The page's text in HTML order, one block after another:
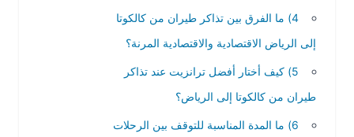
4) ما الفرق بين تذاكر طيران من كالكوتا
إلى الرياض الاقتصادية والاقتصادية المرنة؟
5) كيف أختار أفضل ترانزيت عند تذاكر
طيران من كالكوتا إلى الرياض؟
6) ما المدة المناسبة للتوقف بين الرحلات